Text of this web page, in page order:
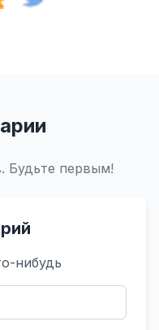
Будьте первым!
нибудь